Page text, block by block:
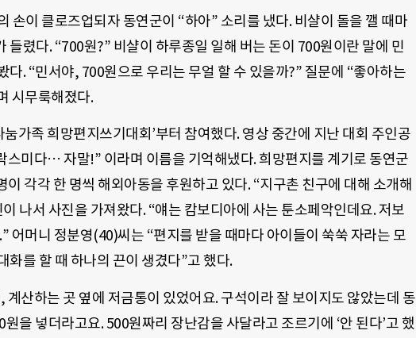
손이 클로즈업되자 동연군이 “하아” 소리를 냈다. 비샬이 돌을 깰 때마
들렸다. “700원?” 비샬이 하루종일 일해 버는 돈이 700원이란 말에 민
다. “민서야, 700원으로 우리는 무얼 할 수 있을까?” 질문에 “좋아하는
시무룩해졌다.
가족 희망편지쓰기대회’부터 참여했다. 영상 중간에 지난 대회 주인공
스미다… 자말!” 이라며 이름을 기억해냈다. 희망편지를 계기로 동연군
각각 한 명씩 해외아동을 후원하고 있다. “지구촌 친구에 대해 소개해
나서 사진을 가져왔다. “얘는 캄보디아에 사는 툰소페악인데요. 저보
어머니 정분영(40)씨는 “편지를 받을 때마다 아이들이 쑥쑥 자라는 모
화를 할 때 하나의 끈이 생겼다”고 했다.
계산하는 곳 옆에 저금통이 있었어요. 구석이라 잘 보이지도 않았는데 동
을 넣더라고요. 500원짜리 장난감을 사달라고 조르기에 ‘안 된다’고 했